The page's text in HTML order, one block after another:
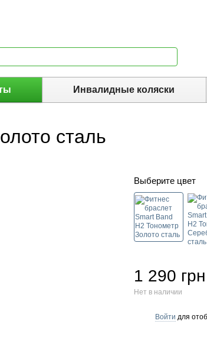
Инвалидные коляски
сталь
Выберите цвет
1 290 грн
Нет в наличии
Войти для